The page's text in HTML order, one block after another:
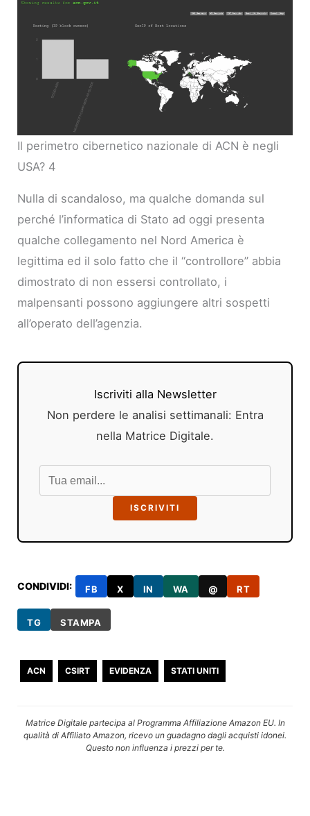
Il perimetro cibernetico nazionale di ACN è negli
USA? 4
Nulla di scandaloso, ma qualche domanda sul
perché l’informatica di Stato ad oggi presenta
qualche collegamento nel Nord America è
legittima ed il solo fatto che il “controllore” abbia
dimostrato di non essersi controllato, i
malpensanti possono aggiungere altri sospetti
all’operato dell’agenzia.
Iscriviti alla Newsletter
Non perdere le analisi settimanali: Entra
nella Matrice Digitale.
ISCRIVITI
CONDIVIDI: FB X IN WA @ RT
TG STAMPA
ACN CSIRT EVIDENZA STATI UNITI
Matrice Digitale partecipa al Programma Affiliazione Amazon EU. In
qualità di Affiliato Amazon, ricevo un guadagno dagli acquisti idonei.
Questo non influenza i prezzi per te.